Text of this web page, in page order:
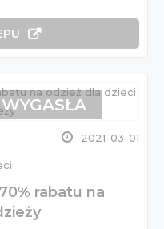
2021-03-01
rabatu na